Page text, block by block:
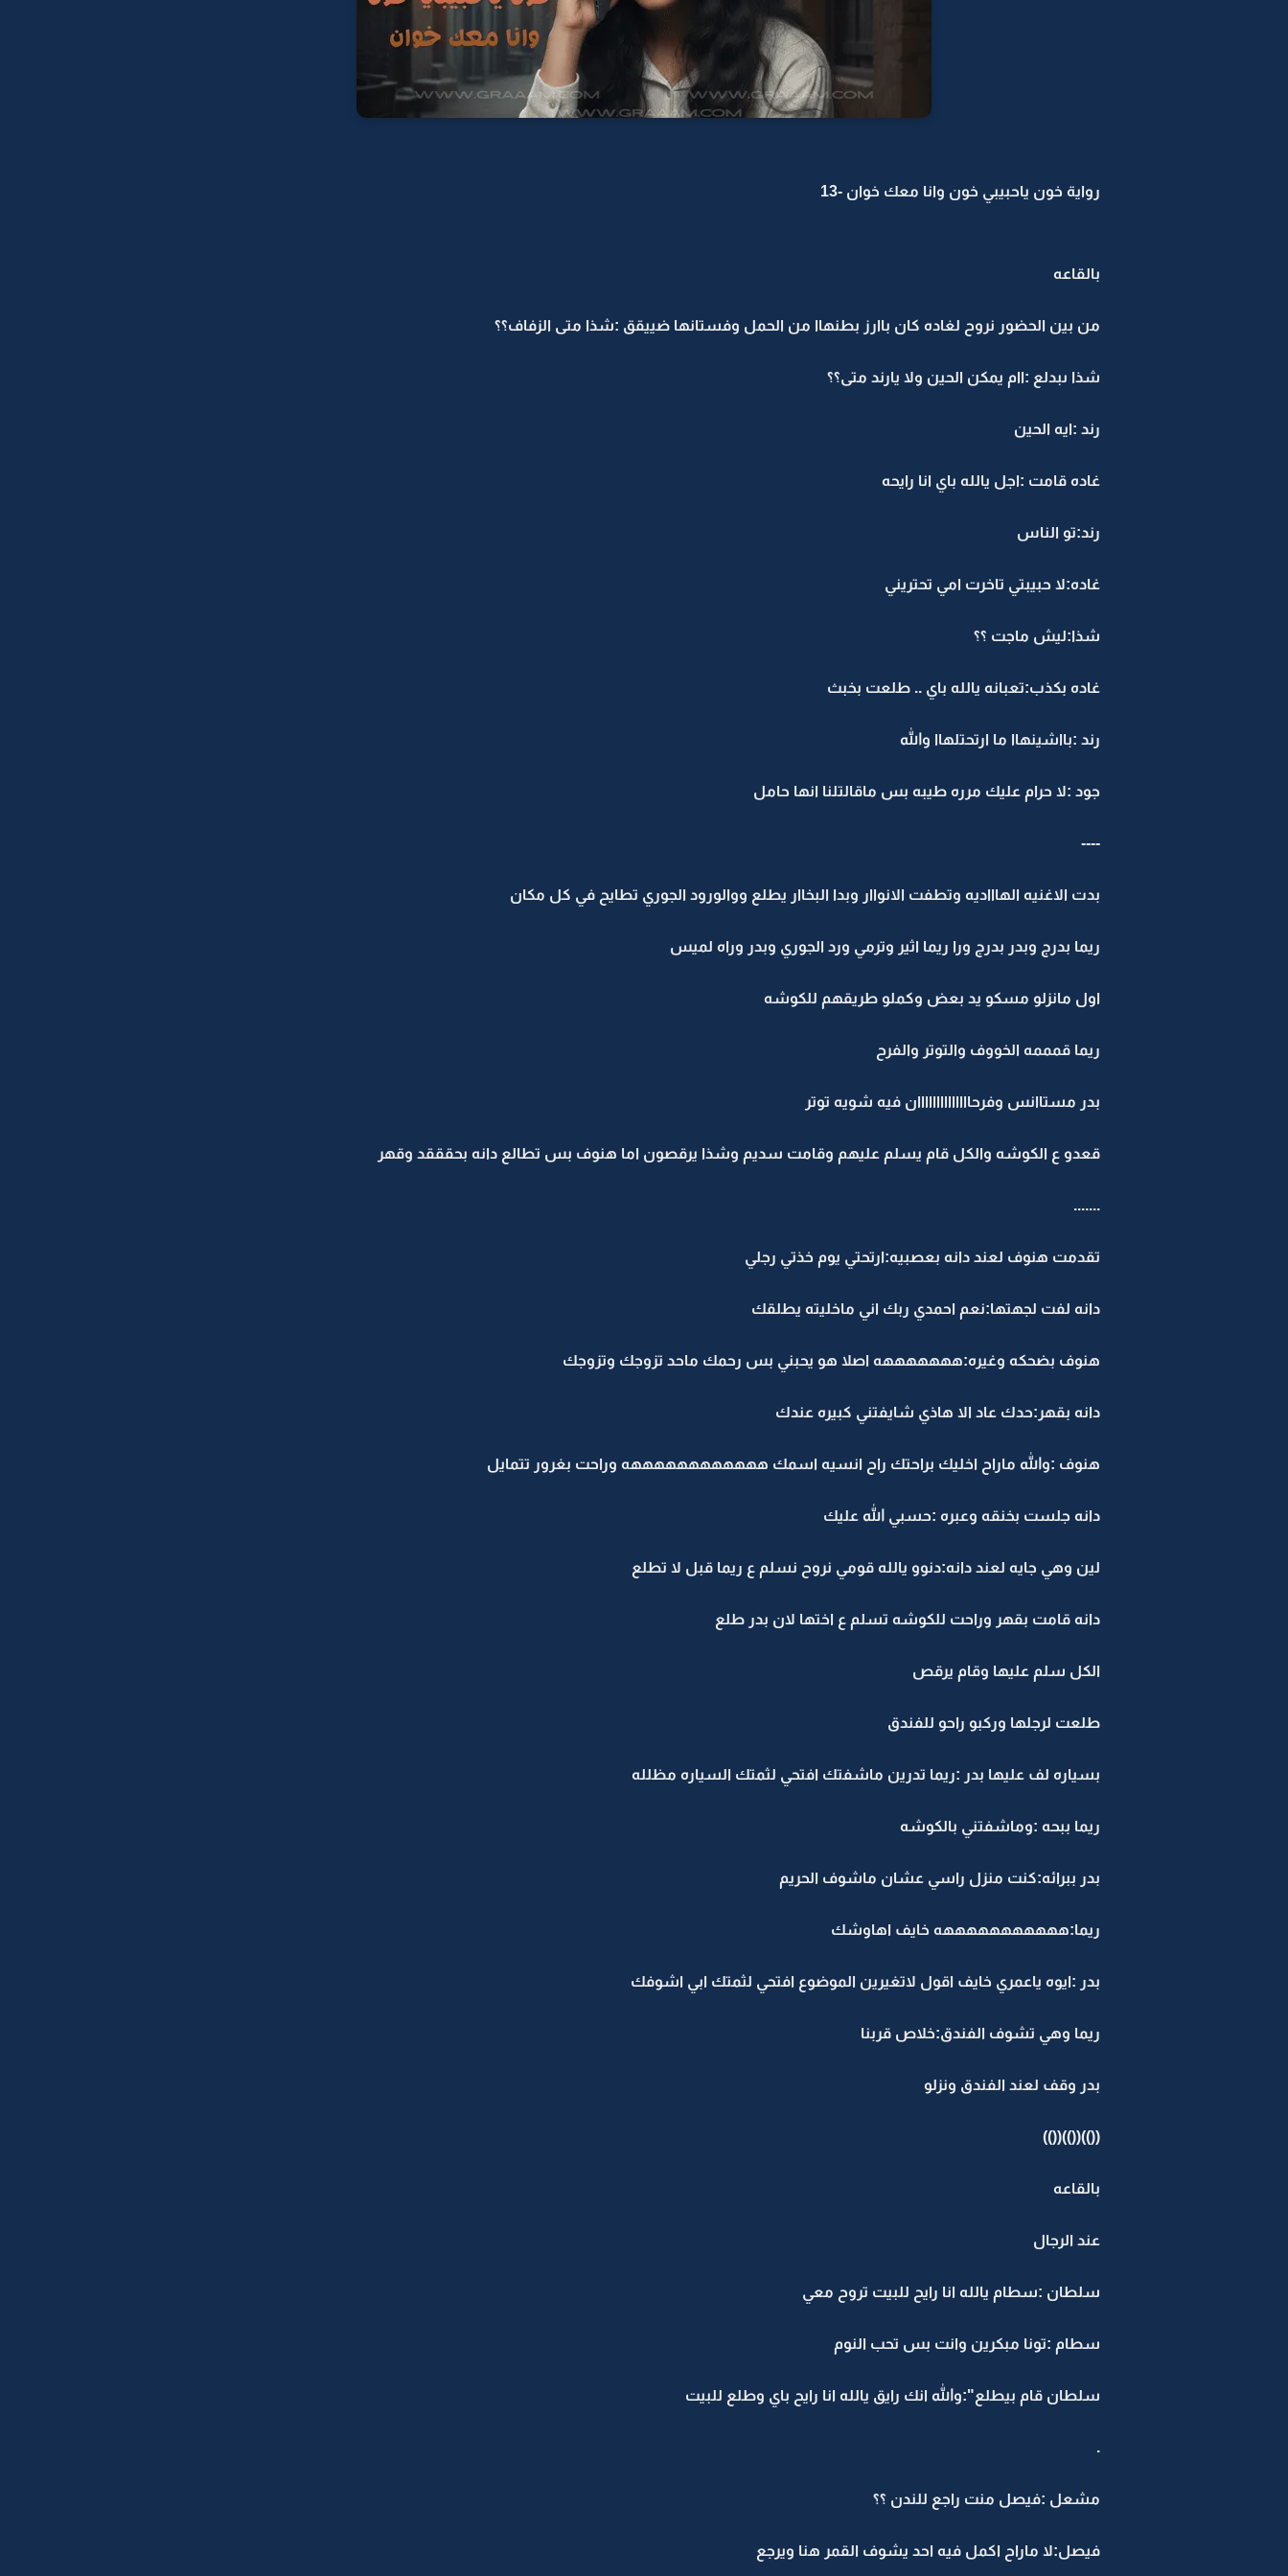
رواية خون ياحبيبي خون وانا معك خوان -13
بالقاعه
من بين الحضور نروح لغاده كان باارز بطنهاا من الحمل وفستانها ضييقق :شذا متى الزفاف؟؟
شذا ىبدلع :اام يمكن الحين ولا يارند متى؟؟
رند :ايه الحين
غاده قامت :اجل يالله باي انا رايحه
رند:تو الناس
غاده:لا حبيبتي تاخرت امي تحتريني
شذا:ليش ماجت ؟؟
غاده بكذب:تعبانه يالله باي .. طلعت بخبث
رند :بااشينهاا ما ارتحتلهاا والله
جود :لا حرام عليك مرره طيبه بس ماقالتلنا انها حامل
----
بدت الاغنيه الهاااديه وتطفت الانواار وبدا البخاار يطلع ووالورود الجوري تطايح في كل مكان
ريما بدرج وبدر بدرج ورا ريما اثير وترمي ورد الجوري وبدر وراه لميس
اول مانزلو مسكو يد بعض وكملو طريقهم للكوشه
ريما قمممه الخووف والتوتر والفرح
بدر مستاانس وفرحاااااااااااااان فيه شويه توتر
قعدو ع الكوشه والكل قام يسلم عليهم وقامت سديم وشذا يرقصون اما هنوف بس تطالع دانه بحقققد وقهر
.......
تقدمت هنوف لعند دانه بعصبيه:ارتحتي يوم خذتي رجلي
دانه لفت لجهتها:نعم احمدي ربك اني ماخليته يطلقك
هنوف بضحكه وغيره:هههههههه اصلا هو يحبني بس رحمك ماحد تزوجك وتزوجك
دانه بقهر:حدك عاد الا هاذي شايفتني كبيره عندك
هنوف :والله ماراح اخليك براحتك راح انسيه اسمك ههههههههههههه وراحت بغرور تتمايل
دانه جلست بخنقه وعبره :حسبي الله عليك
لين وهي جايه لعند دانه:دنوو يالله قومي نروح نسلم ع ريما قبل لا تطلع
دانه قامت بقهر وراحت للكوشه تسلم ع اختها لان بدر طلع
الكل سلم عليها وقام يرقص
طلعت لرجلها وركبو راحو للفندق
بسياره لف عليها بدر :ريما تدرين ماشفتك افتحي لثمتك السياره مظلله
ريما ببحه :وماشفتني بالكوشه
بدر ببرائه:كنت منزل راسي عشان ماشوف الحريم
ريما:هههههههههههه خايف اهاوشك
بدر :ايوه ياعمري خايف اقول لاتغيرين الموضوع افتحي لثمتك ابي اشوفك
ريما وهي تشوف الفندق:خلاص قربنا
بدر وقف لعند الفندق ونزلو
(())(())(())
بالقاعه
عند الرجال
سلطان :سطام يالله انا رايح للبيت تروح معي
سطام :تونا مبكرين وانت بس تحب النوم
سلطان قام بيطلع":والله انك رايق يالله انا رايح باي وطلع للبيت
.
مشعل :فيصل منت راجع للندن ؟؟
فيصل:لا ماراح اكمل فيه احد يشوف القمر هنا ويرجع